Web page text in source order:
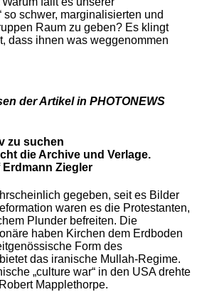
so schwer, marginalisierten und
Raum zu geben? Es klingt
dass ihnen was weggenommen
der Artikel in PHOTONEWS
zu suchen
die Archive und Verlage.
Erdmann Ziegler
gegeben, seit es Bilder
waren es die Protestanten,
Plunder befreiten. Die
haben Kirchen dem Erdboden
Form des
das iranische Mullah-Regime.
„culture war“ in den USA drehte
Mapplethorpe.